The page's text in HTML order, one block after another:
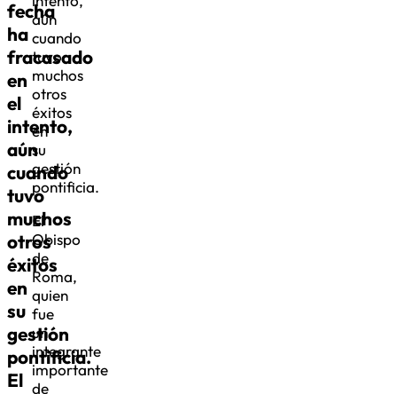
fecha
ha
fracasado
en
el
intento,
aún
cuando
tuvo
muchos
otros
éxitos
en
su
gestión
pontificia.
El
aún
cuando
tuvo
muchos
otros
éxitos
en
su
gestión
pontificia.
El
Obispo
de
Roma,
quien
fue
un
integrante
importante
de